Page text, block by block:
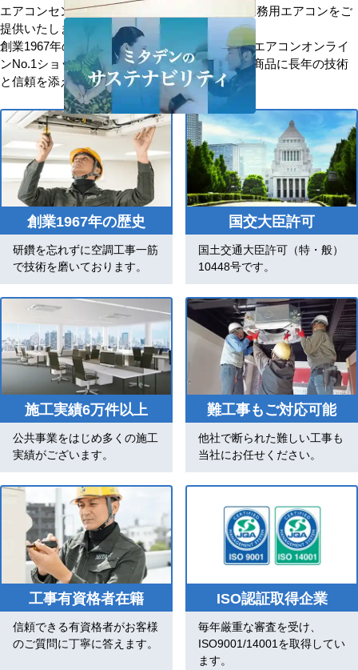
エアコンセンターACはお客様に安心を添えて業務用エアコンをご
提供いたします。
創業1967年の歴史を持つ、信頼と安心の業務用エアコンオンライ
ンNo.1ショップです。「お客様を大切に」優良商品に長年の技術
と信頼を添え、感動価格でお応えします。
創業1967年の歴史
研鑽を忘れずに空調工事一筋
で技術を磨いております。
国交大臣許可
国土交通大臣許可（特・般）
10448号です。
施工実績6万件以上
公共事業をはじめ多くの施工
実績がございます。
難工事もご対応可能
他社で断られた難しい工事も
当社にお任せください。
工事有資格者在籍
信頼できる有資格者がお客様
のご質問に丁寧に答えます。
ISO認証取得企業
毎年厳重な審査を受け、
ISO9001/14001を取得してい
ます。